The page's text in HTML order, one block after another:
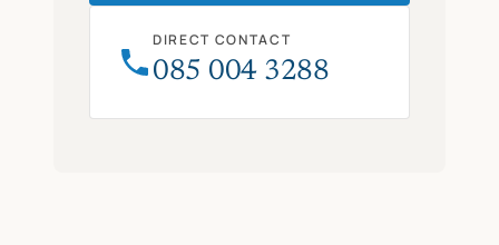
DIRECT CONTACT
085 004 3288